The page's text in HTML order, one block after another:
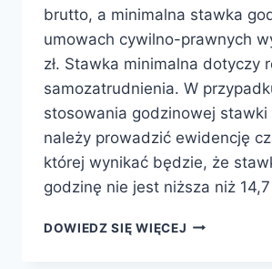
brutto, a minimalna stawka
umowach cywilno-prawnych
zł. Stawka minimalna dotyczy
samozatrudnienia. W
stosowania godzinowej stawki
należy prowadzić ewidencję
której wynikać będzie, że
godzinę nie jest niższa niż 14,7
DOWIEDZ SIĘ WIĘCEJ MINIMALNE